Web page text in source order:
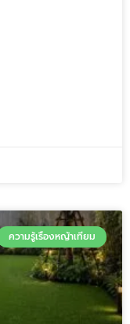
ความรู้เรื่องหญ้าเทียม